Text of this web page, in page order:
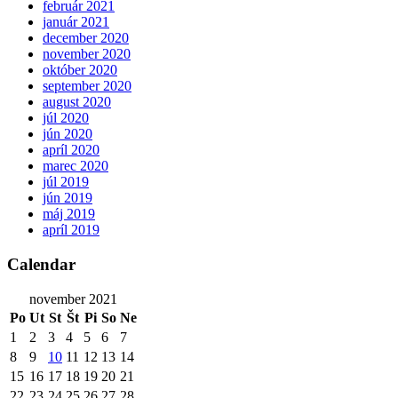
február 2021
január 2021
december 2020
november 2020
október 2020
september 2020
august 2020
júl 2020
jún 2020
apríl 2020
marec 2020
júl 2019
jún 2019
máj 2019
apríl 2019
Calendar
november 2021
Po Ut St Št Pi So Ne
1
2 3 4 5 6
7
8
9 10 11 12 13 14
15 16 17 18 19 20 21